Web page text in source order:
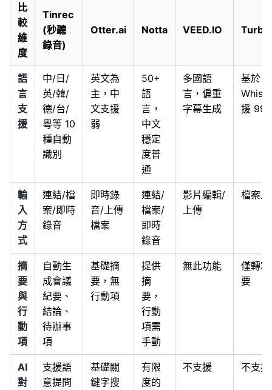
比
較
維
度
Tinrec
(秒聽
錄音)
Otter.ai Notta VEED.IO
語
言
支
援
中/日/
英/韓/
德/台/
粵等 10
種自動
識別
英文為
主，中
文支援
弱
50+
語
言，
中文
穩定
度普
通
多國語
言，偏重
字幕生成
基於
援 99
輸
入
方
式
連結/檔
案/即時
錄音
即時錄
音/上傳
檔案
連結/
檔案/
即時
錄音
影片編輯/
上傳
檔案
摘
要
與
行
動
項
自動生
成會議
紀要、
結論、
待辦事
項
基礎摘
要，無
行動項
提供
摘
要，
行動
項需
手動
無此功能
僅轉
要
AI
對
支援語
意提問
基礎關
鍵字搜
有限
度的
不支援 不支援